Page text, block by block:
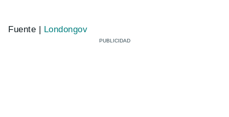
Fuente | Londongov